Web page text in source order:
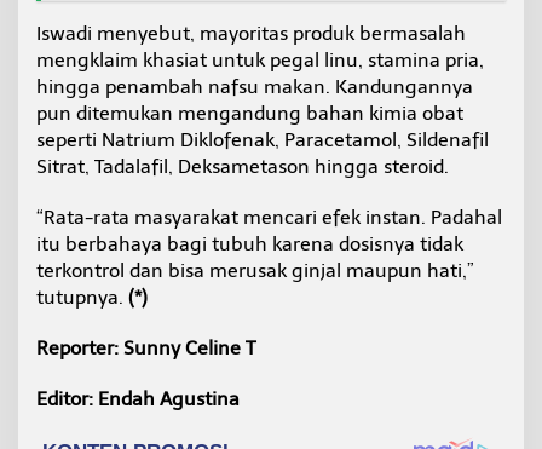
Iswadi menyebut, mayoritas produk bermasalah
mengklaim khasiat untuk pegal linu, stamina pria,
hingga penambah nafsu makan. Kandungannya
pun ditemukan mengandung bahan kimia obat
seperti Natrium Diklofenak, Paracetamol, Sildenafil
Sitrat, Tadalafil, Deksametason hingga steroid.
“Rata-rata masyarakat mencari efek instan. Padahal
itu berbahaya bagi tubuh karena dosisnya tidak
terkontrol dan bisa merusak ginjal maupun hati,”
tutupnya. (*)
Reporter: Sunny Celine T
Editor: Endah Agustina